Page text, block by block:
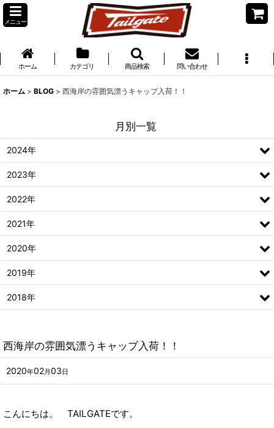
メニュー
ホーム カテゴリ 商品検索 問い合わせ
ホーム > BLOG > 西海岸の雰囲気漂うキャップ入荷！！
西海岸の雰囲気漂うキャップ入荷！！
2020年02月 03 日
こんにちは。 TAILGATEです。
月別一覧
2024年
2023年
2022年
2021年
2020年
2019年
2018年